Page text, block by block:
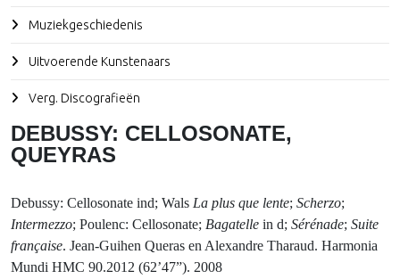
Muziekgeschiedenis
Uitvoerende Kunstenaars
Verg. Discografieën
DEBUSSY: CELLOSONATE,
QUEYRAS
Debussy: Cellosonate ind; Wals La plus que lente; Scherzo;
Intermezzo; Poulenc: Cellosonate; Bagatelle in d; Sérénade; Suite
française. Jean-Guihen Queras en Alexandre Tharaud. Harmonia
Mundi HMC 90.2012 (62’47”). 2008